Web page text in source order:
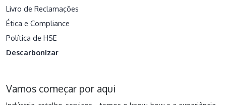
Livro de Reclamações
Ética e Compliance
Política de HSE
Descarbonizar
Vamos começar por aqui